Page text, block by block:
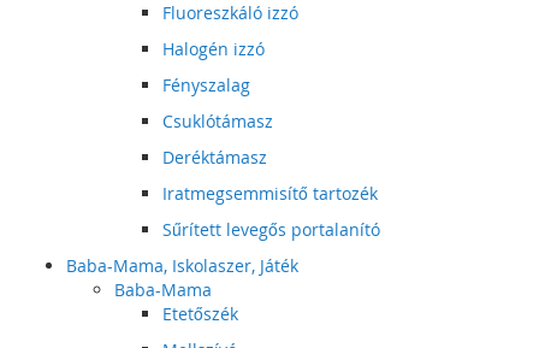
Fluoreszkáló izzó
Halogén izzó
Fényszalag
Csuklótámasz
Deréktámasz
Iratmegsemmisítő tartozék
Sűrített levegős portalanító
Baba-Mama, Iskolaszer, Játék
Baba-Mama
Etetőszék